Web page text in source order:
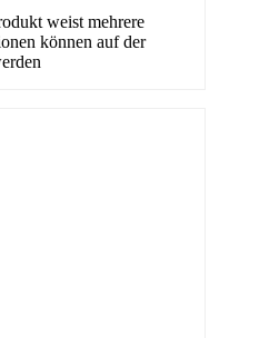
weist mehrere
können auf der